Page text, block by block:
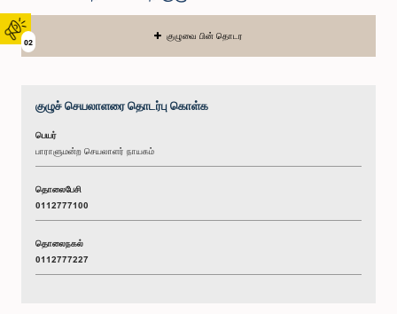
02 குழுவை பின் தொடர
குழுச் செயலாளரை தொடர்பு கொள்க
பெயர்
பாராளுமன்ற செயலாளர் நாயகம்
தொலைபேசி
0112777100
தொலைநகல்
0112777227